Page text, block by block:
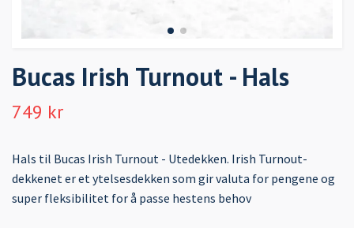
Bucas Irish Turnout - Hals
749 kr
Hals til Bucas Irish Turnout - Utedekken. Irish Turnout-
dekkenet er et ytelsesdekken som gir valuta for pengene og
super fleksibilitet for å passe hestens behov